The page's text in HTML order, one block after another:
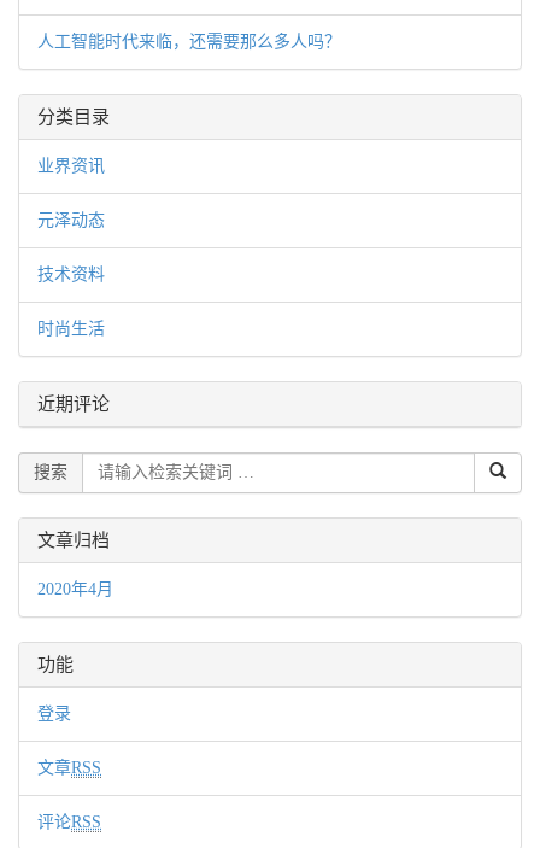
人工智能时代来临，还需要那么多人吗？
分类目录
业界资讯
元泽动态
技术资料
时尚生活
近期评论
搜索
文章归档
2020年4月
功能
登录
文章RSS
评论RSS